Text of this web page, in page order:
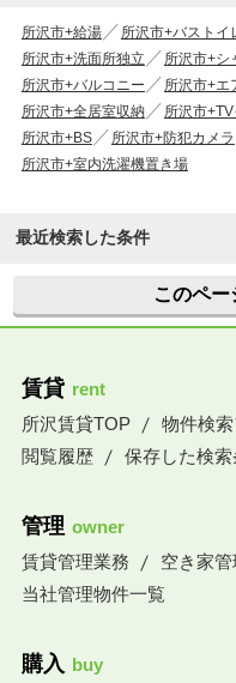
所沢市+給湯 所沢市+バストイ
所沢市+洗面所独立
所沢市+シ
所沢市+バルコニー
所沢市+エ
所沢市+全居室収納
所沢市
所沢市+BS
所沢市+防犯カメラ
所沢市+室内洗濯機置き場
最近検索した条件
このペー
賃貸 rent
所沢賃貸TOP
物件検
閲覧履歴
保存した検
管理 owner
賃貸管理業務
空き家管
当社管理物件一覧
購入 buy